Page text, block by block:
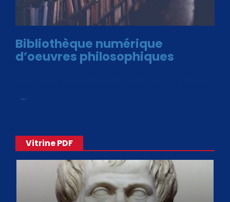
Bibliothèque numérique
d’oeuvres philosophiques
…
Vitrine PDF